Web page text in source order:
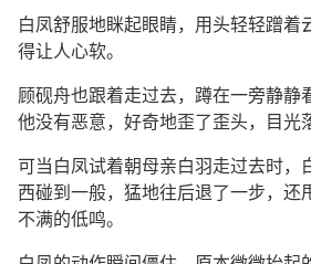
白凤舒服地眯起眼睛，用头轻轻蹭着
得让人心软。
顾砚舟也跟着走过去，蹲在一旁静静
他没有恶意，好奇地歪了歪头，目光
可当白凤试着朝母亲白羽走过去时，
西碰到一般，猛地往后退了一步，还
不满的低鸣。